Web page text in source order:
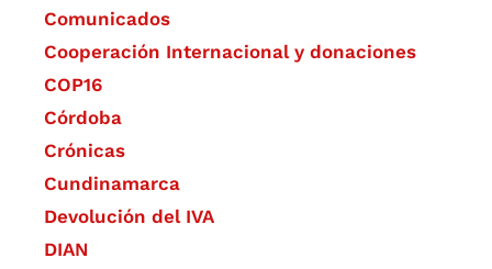
Comunicados
Cooperación Internacional y donaciones
COP16
Córdoba
Crónicas
Cundinamarca
Devolución del IVA
DIAN